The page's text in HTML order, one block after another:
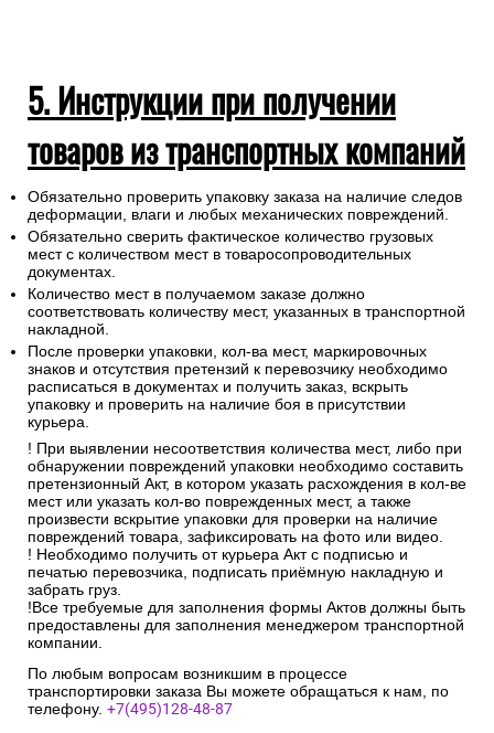
5. Инструкции при получении
товаров из транспортных компаний
Обязательно проверить упаковку заказа на наличие следов
деформации, влаги и любых механических повреждений.
Обязательно сверить фактическое количество грузовых
мест с количеством мест в товаросопроводительных
документах.
Количество мест в получаемом заказе должно
соответствовать количеству мест, указанных в транспортной
накладной.
После проверки упаковки, кол-ва мест, маркировочных
знаков и отсутствия претензий к перевозчику необходимо
расписаться в документах и получить заказ, вскрыть
упаковку и проверить на наличие боя в присутствии
курьера.
! При выявлении несоответствия количества мест, либо при
обнаружении повреждений упаковки необходимо составить
претензионный Акт, в котором указать расхождения в кол-ве
мест или указать кол-во поврежденных мест, а также
произвести вскрытие упаковки для проверки на наличие
повреждений товара, зафиксировать на фото или видео.
! Необходимо получить от курьера Акт с подписью и
печатью перевозчика, подписать приёмную накладную и
забрать груз.
!Все требуемые для заполнения формы Актов должны быть
предоставлены для заполнения менеджером транспортной
компании.
По любым вопросам возникшим в процессе
транспортировки заказа Вы можете обращаться к нам, по
телефону. +7(495)128-48-87